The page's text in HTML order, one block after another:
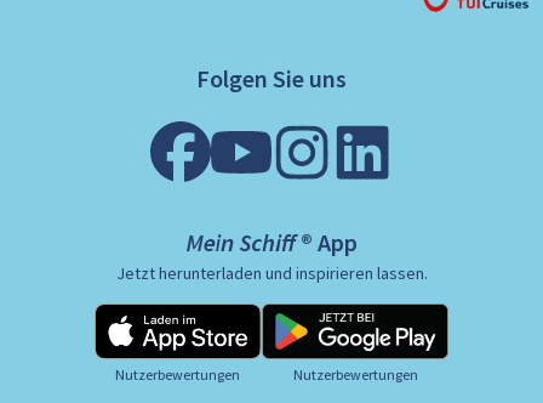
Folgen Sie uns
Mein Schiff ® App
Jetzt herunterladen und inspirieren lassen.
Nutzerbewertungen Nutzerbewertungen